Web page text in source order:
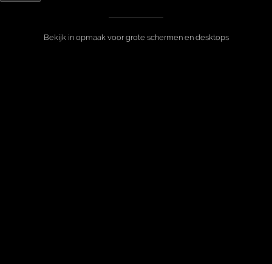
Bekijk in opmaak voor grote schermen en desktops